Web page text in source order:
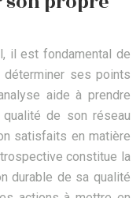
il est fondamental de
déterminer ses points
aide à prendre
de son réseau
satisfaits en matière
constitue la
durable de sa qualité